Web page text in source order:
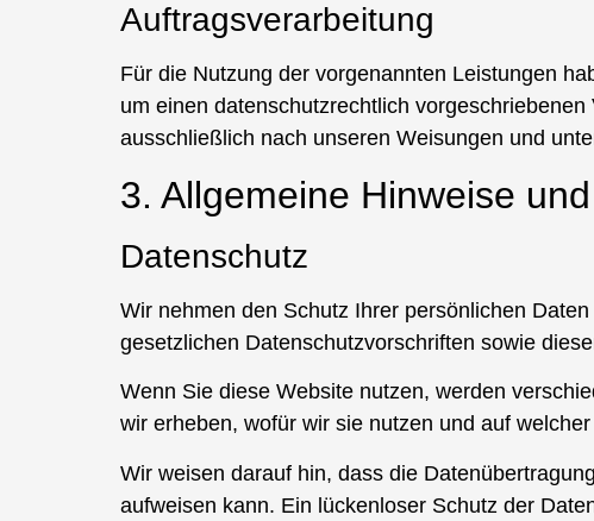
Auftragsverarbeitung
Für die Nutzung der vorgenannten Leistungen
um einen datenschutzrechtlich
ausschließlich nach unseren Weisungen und
3. Allgemeine Hinweise
Datenschutz
Wir nehmen den Schutz Ihrer persönlichen
gesetzlichen Datenschutzvorschriften sowie
Wenn Sie diese Website nutzen, werden
wir erheben, wofür wir sie nutzen und auf
Wir weisen darauf hin, dass die
aufweisen kann. Ein lückenloser Schutz der